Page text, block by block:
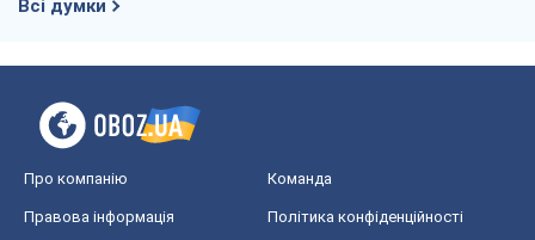
Всі думки
Про компанію Команда
Правова інформація Політика конфіденційності